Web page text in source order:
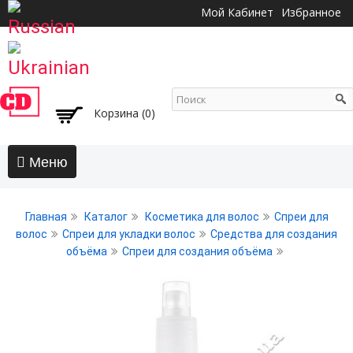
основному
Мой Кабинет Избранное
Корзина (0)
АКЦИИ
Волосы
Бальзамы и кондиционеры
Воски, пасты, глина, помады для волос
Главная Каталог Косметика для волос
Спреи для
волос
Спреи для укладки волос
Средства для создания
объёма
Спреи для создания объёма